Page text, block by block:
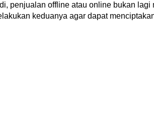
penjualan offline atau online bukan
keduanya agar dapat